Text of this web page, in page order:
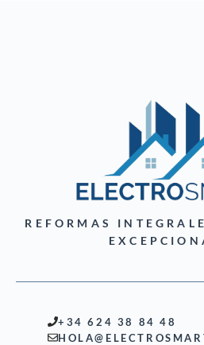
REFORMAS
+34 624 38 84 48